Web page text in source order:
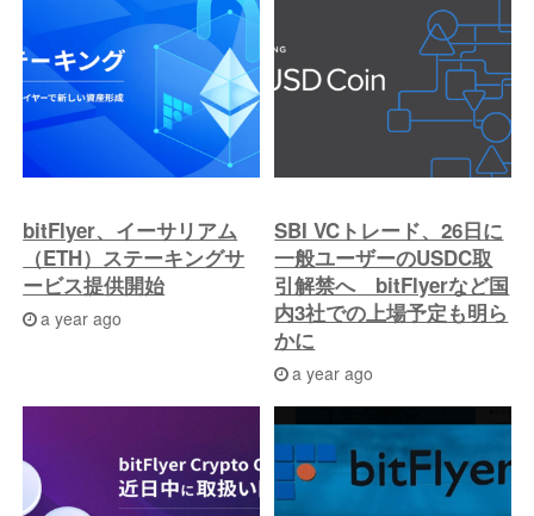
bitFlyer、イーサリアム
（ETH）ステーキングサ
ービス提供開始
a year ago
SBI VCトレード、26日に
一般ユーザーのUSDC取
引解禁へ bitFlyerなど国
内3社での上場予定も明ら
かに
a year ago